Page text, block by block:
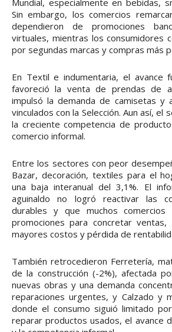
Sin embargo, los comercios
dependieron de promociones
virtuales, mientras los consumidores
por segundas marcas y compras más
En Textil e indumentaria, el avance
favoreció la venta de prendas de
impulsó la demanda de camisetas y
vinculados con la Selección. Aun así,
la creciente competencia de
comercio informal.
Entre los sectores con peor
Bazar, decoración, textiles para el
una baja interanual del 3,1%. El
aguinaldo no logró reactivar las
durables y que muchos comercios
promociones para concretar ventas,
mayores costos y pérdida de
También retrocedieron Ferretería,
de la construcción (-2%), afectada
nuevas obras y una demanda
reparaciones urgentes, y Calzado y
donde el consumo siguió limitado
reparar productos usados, el avance